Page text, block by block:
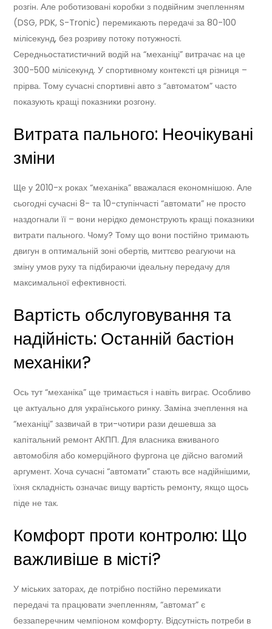
розгін. Але роботизовані коробки з подвійним зчепленням
(DSG, PDK, S-Tronic) перемикають передачі за 80-100
мілісекунд, без розриву потоку потужності.
Середньостатистичний водій на “механіці” витрачає на це
300-500 мілісекунд. У спортивному контексті ця різниця –
прірва. Тому сучасні спортивні авто з “автоматом” часто
показують кращі показники розгону.
Витрата пального: Неочікувані
зміни
Ще у 2010-х роках “механіка” вважалася економнішою. Але
сьогодні сучасні 8- та 10-ступінчасті “автомати” не просто
наздогнали її – вони нерідко демонструють кращі показники
витрати пального. Чому? Тому що вони постійно тримають
двигун в оптимальній зоні обертів, миттєво реагуючи на
зміну умов руху та підбираючи ідеальну передачу для
максимальної ефективності.
Вартість обслуговування та
надійність: Останній бастіон
механіки?
Ось тут “механіка” ще тримається і навіть виграє. Особливо
це актуально для українського ринку. Заміна зчеплення на
“механіці” зазвичай в три-чотири рази дешевша за
капітальний ремонт АКПП. Для власника вживаного
автомобіля або комерційного фургона це дійсно вагомий
аргумент. Хоча сучасні “автомати” стають все надійнішими,
їхня складність означає вищу вартість ремонту, якщо щось
піде не так.
Комфорт проти контролю: Що
важливіше в місті?
У міських заторах, де потрібно постійно перемикати
передачі та працювати зчепленням, “автомат” є
беззаперечним чемпіоном комфорту. Відсутність потреби в